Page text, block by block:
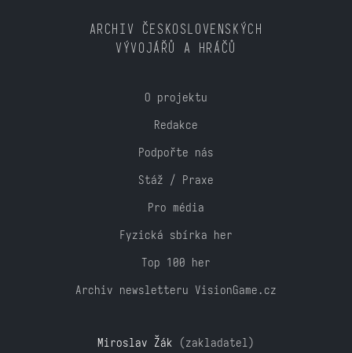
ARCHIV ČESKOSLOVENSKÝCH
VÝVOJÁŘŮ A HRÁČŮ
O projektu
Redakce
Podpořte nás
Stáž / Praxe
Pro média
Fyzická sbírka her
Top 100 her
Archiv newsletteru VisionGame.cz
Miroslav Žák (zakladatel)